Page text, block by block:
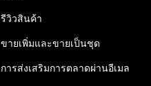
รีวิวสินค้า
ขายเพิ่มและขายเป็นชุด
การส่งเสริมการตลาดผ่านอีเมล